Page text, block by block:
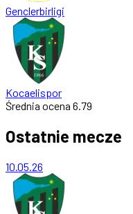
Genclerbirligi
Kocaelispor
Średnia ocena 6.79
Ostatnie mecze
10.05.26